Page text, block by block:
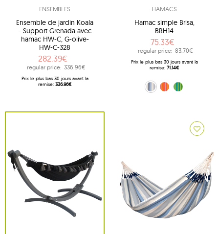
ENSEMBLES
Ensemble de jardin Koala
- Support Grenada avec
hamac HW-C, G-olive-
HW-C-328
282.39€
regular price: 336.96€
Prix ​​le plus bas 30 jours avant la
remise: 336.96€
HAMACS
Hamac simple Brisa,
BRH14
75.33€
regular price: 83.70€
Prix ​​le plus bas 30 jours avant la
remise: 71.14€
niebiesko-biały (13 - Sea Salt)
orange (28 - Toucan)
zielony (48 - Lime)